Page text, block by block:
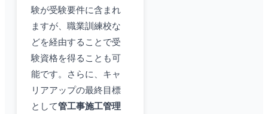
験が受験要件に含まれ
ますが、職業訓練校な
どを経由することで受
験資格を得ることも可
能です。さらに、キャ
リアアップの最終目標
として管工事施工管理